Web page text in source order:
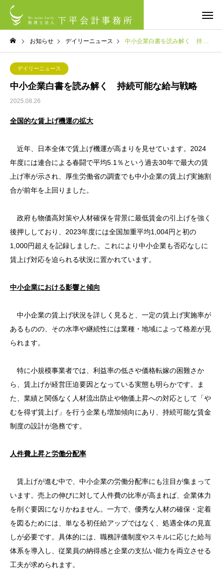
お知らせ デイリーニュース 中小企業白書を読み解く 持続可能な給与戦略
デイリーニュース
中小企業白書を読み解く 持続可能な給与戦略
2025.08.26
全国的な賃上げ機運の拡大
近年、日本全体で賃上げ機運が高まりを見せています。2024
年度には連合による春闘で平均5.1％という過去30年で最大の賃
上げ率が示され、厚生労働省の調査でも中小企業の賃上げ実施割
合が前年を上回りました。
政府も物価高対策や人材確保を背景に最低賃金の引上げを強く
後押ししており、2023年度には全国加重平均1,004円と初の
1,000円超えを記録しました。これにより中小企業も否応なしに
賃上げ対応を迫られる状況に置かれています。
中小企業における影響と傾向
中小企業の賃上げ状況を詳しく見ると、一定の賃上げ実施率が
あるものの、その水準や継続性には業種・地域によって格差が見
られます。
特に小規模事業者では、利益率の低さや価格転嫁の困難さか
ら、賃上げが経営圧迫要因となっている実態も明らかです。ま
た、業績と関係なく人材流出防止や物価上昇への対応として「や
むを得ず賃上げ」を行う企業も増加傾向にあり、持続可能な賃金
制度の設計が急務です。
人件費上昇と労働分配率
賃上げが進む中で、中小企業の労働分配率にも注目が集まって
います。売上の伸びに対して人件費の比率が高まれば、企業体力
を削ぐ要因になりかねません。一方で、優秀な人材の確保・定着
を図るためには、単なる初任給アップではなく、処遇全体の見直
しが必要です。具体的には、職務評価制度やスキルに応じた給与
体系を導入し、従業員の納得感と企業の支払い能力を両立させる
工夫が求められます。